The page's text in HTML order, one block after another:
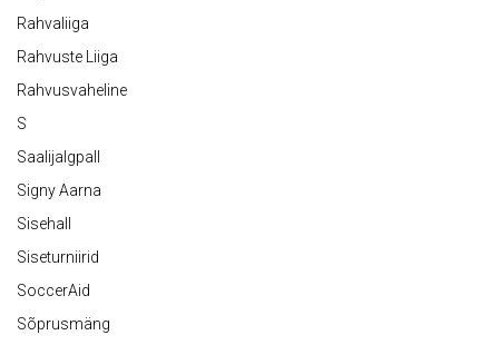
Rahvaliiga
Rahvuste Liiga
Rahvusvaheline
S
Saalijalgpall
Signy Aarna
Sisehall
Siseturniirid
SoccerAid
Sõprusmäng